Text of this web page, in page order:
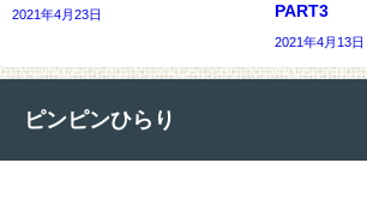
2021年4月23日
PART3
2021年4月13日
ピンピンひらり